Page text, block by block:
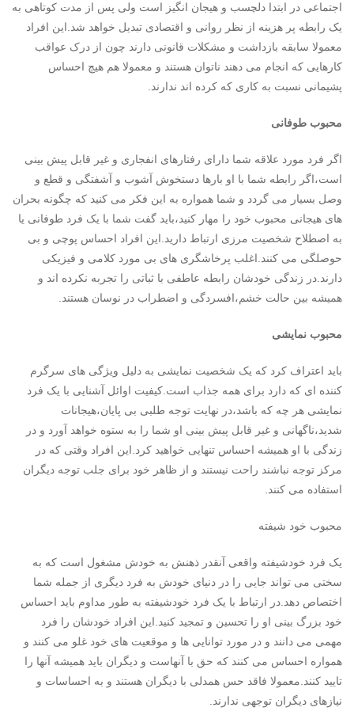
اجتماعی در ابتدا دلچسب و هیجان انگیز است ولی پس از مدت کوتاهی به
یک رابطه پر هزینه از نظر روانی و اقتصادی تبدیل خواهد شد.این افراد
معمولا سابقه بازداشت و مشکلات قانونی دارند چون از درک عواقب
کارهایی که انجام می دهند ناتوان هستند و معمولا هم هیچ احساس
پشیمانی نسبت به کاری که کرده اند ندارند.
محبوب طوفانی
اگر فرد مورد علاقه شما دارای رفتارهای انفجاری و غیر قابل پیش بینی
است،اگر رابطه شما با او بارها دستخوش آشوب و آشفتگی و قطع و
وصل بسیار می گردد و شما همواره به این فکر می کنید که چگونه بحران
های هیجانی محبوب خود را مهار کنید،باید گفت شما با یک فرد طوفانی یا
به اصطلاح شخصیت مرزی ارتباط دارید.این افراد احساس پوچی و بی
حوصلگی می کنند.اغلب پرخاشگری های بی مورد کلامی و فیزیکی
دارند.در زندگی خودشان رابطه عاطفی با ثباتی را تجربه نکرده اند و
همیشه بین حالت خشم،افسردگی و اضطراب در نوسان هستند.
محبوب نمایشی
باید اعتراف کرد که یک شخصیت نمایشی به دلیل ویژگی های سرگرم
کننده ای که دارد برای همه جذاب است.کیفیت اوائل آشنایی با یک فرد
نمایشی هر چه که باشد،در نهایت توجه طلبی بی پایان،هیجانات
شدید،ناگهانی و غیر قابل پیش بینی او شما را به ستوه خواهد آورد و در
زندگی با او همیشه احساس تنهایی خواهید کرد.این افراد وقتی که در
مرکز توجه نباشند راحت نیستند و از ظاهر خود برای جلب توجه دیگران
استفاده می کنند.
محبوب خود شیفته
یک فرد خودشیفته واقعی آنقدر ذهنش به خودش مشغول است که به
سختی می تواند جایی را در دنیای خودش به فرد دیگری از جمله شما
اختصاص دهد.در ارتباط با یک فرد خودشیفته به طور مداوم باید احساس
خود بزرگ بینی او را تحسین و تمجید کنید.این افراد خودشان را فرد
مهمی می دانند و در مورد توانایی ها و موقعیت های خود غلو می کنند و
همواره احساس می کنند که حق با آنهاست و دیگران باید همیشه آنها را
تایید کنند.معمولا فاقد حس همدلی با دیگران هستند و به احساسات و
نیازهای دیگران توجهی ندارند.